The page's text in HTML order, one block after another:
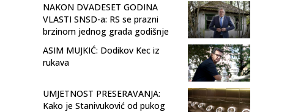
NAKON DVADESET GODINA
VLASTI SNSD-a: RS se prazni
brzinom jednog grada godišnje
ASIM MUJKIĆ: Dodikov Kec iz
rukava
UMJETNOST PRESERAVANJA:
Kako je Stanivuković od pukog